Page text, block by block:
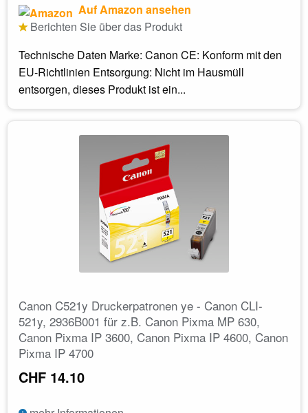
Auf Amazon ansehen
Berichten Sie über das Produkt
Technische Daten Marke: Canon CE: Konform mit den
EU-Richtlinien Entsorgung: Nicht im Hausmüll
entsorgen, dieses Produkt ist ein...
Canon C521y Druckerpatronen ye - Canon CLI-
521y, 2936B001 für z.B. Canon Pixma MP 630,
Canon Pixma IP 3600, Canon Pixma IP 4600, Canon
Pixma IP 4700
CHF 14.10